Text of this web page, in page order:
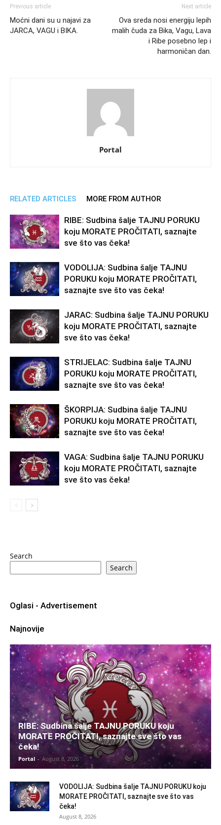
Previous article
Moćni dani su u najavi za
JARCA, VAGU i BIKA.
Next article
Ova sreda nosi energiju lepih
malih čuda za Bika, Vagu, Lava
i Ribe posebno lep i
harmoničan dan.
Portal
RELATED ARTICLES MORE FROM AUTHOR
RIBE: Sudbina šalje TAJNU PORUKU
koju MORATE PROČITATI, saznajte
sve što vas čeka!
VODOLIJA: Sudbina šalje TAJNU
PORUKU koju MORATE PROČITATI,
saznajte sve što vas čeka!
JARAC: Sudbina šalje TAJNU PORUKU
koju MORATE PROČITATI, saznajte
sve što vas čeka!
STRIJELAC: Sudbina šalje TAJNU
PORUKU koju MORATE PROČITATI,
saznajte sve što vas čeka!
ŠKORPIJA: Sudbina šalje TAJNU
PORUKU koju MORATE PROČITATI,
saznajte sve što vas čeka!
VAGA: Sudbina šalje TAJNU PORUKU
koju MORATE PROČITATI, saznajte
sve što vas čeka!
Search
Search
Oglasi - Advertisement
Najnovije
RIBE: Sudbina šalje TAJNU PORUKU koju
MORATE PROČITATI, saznajte sve što vas
čeka!
Portal - August 8, 2026
VODOLIJA: Sudbina šalje TAJNU PORUKU koju
MORATE PROČITATI, saznajte sve što vas
čeka!
August 8, 2026